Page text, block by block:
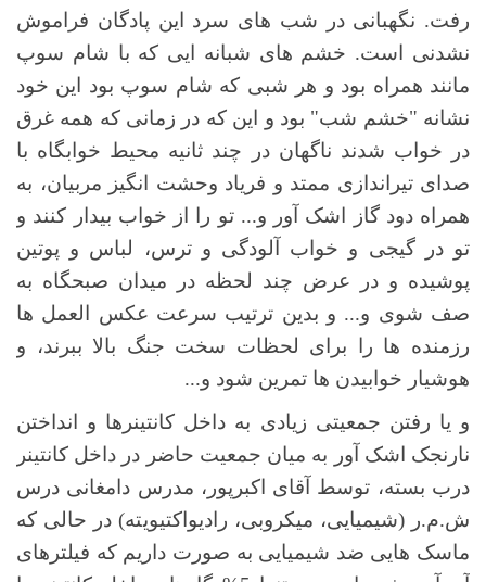
رفت. نگهبانی در شب های سرد این پادگان فراموش
نشدنی است. خشم های شبانه ایی که با شام سوپ
مانند همراه بود و هر شبی که شام سوپ بود این خود
نشانه "خشم شب" بود و این که در زمانی که همه غرق
در خواب شدند ناگهان در چند ثانیه محیط خوابگاه با
صدای تیراندازی ممتد و فریاد وحشت انگیز مربیان، به
همراه دود گاز اشک آور و... تو را از خواب بیدار کنند و
تو در گیجی و خواب آلودگی و ترس، لباس و پوتین
پوشیده و در عرض چند لحظه در میدان صبحگاه به
صف شوی و... و بدین ترتیب سرعت عکس العمل ها
رزمنده ها را برای لحظات سخت جنگ بالا ببرند، و
هوشیار خوابیدن ها تمرین شود و...
و یا رفتن جمعیتی زیادی به داخل کانتینرها و انداختن
نارنجک اشک آور به میان جمعیت حاضر در داخل کانتینر
درب بسته، توسط آقای اکبرپور، مدرس دامغانی درس
ش.م.ر (شیمیایی، میکروبی، رادیواکتیویته) در حالی که
ماسک هایی ضد شیمیایی به صورت داریم که فیلترهای